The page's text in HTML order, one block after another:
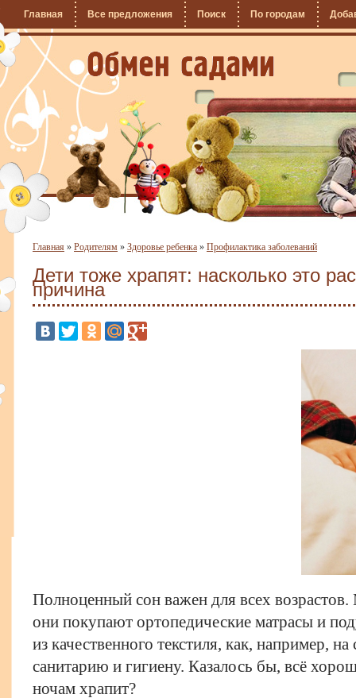
Главная Все предложения Поиск По городам
Главная » Родителям » Здоровье ребенка » Профилактика заболеваний
Дети тоже храпят: насколько это
причина
Полноценный сон важен для всех
они покупают ортопедические матрасы и
из качественного текстиля, как, например, на
санитарию и гигиену. Казалось бы, всё
ночам храпит?